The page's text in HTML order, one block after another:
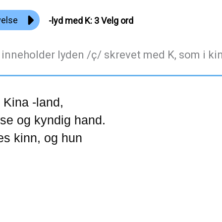
ҫ-lyd med K: 3 Velg ord
lyden /ҫ/ skrevet med K, som i